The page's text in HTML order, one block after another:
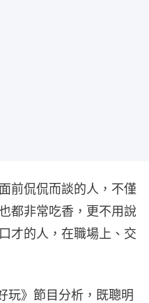
前侃侃而談的人，不僅
都非常吃香，更不用說
才的人，在職場上、交
玩》節目分析，既聰明